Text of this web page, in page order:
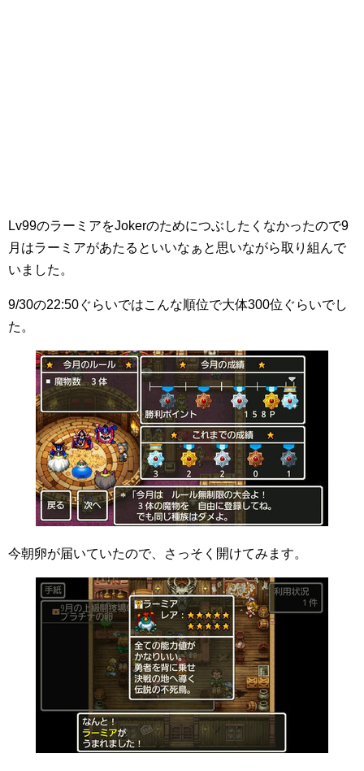
Lv99のラーミアをJokerのためにつぶしたくなかったので9
月はラーミアがあたるといいなぁと思いながら取り組んで
いました。
9/30の22:50ぐらいではこんな順位で大体300位ぐらいでし
た。
今朝卵が届いていたので、さっそく開けてみます。